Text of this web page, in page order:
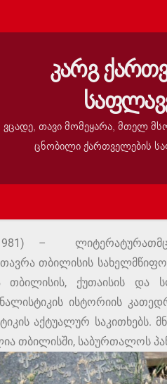
კარგ
ვცადე, თავი მომეყარა, მთელ
ცნობილი ქართველების
–
თბილისის
ქუთაისის და
ისტორიის
აქტუალურ
თბილისში, საბურთალოს